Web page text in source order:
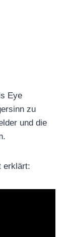
Eye
zu
und die
erklärt: